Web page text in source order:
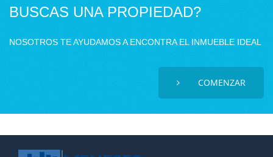
BUSCAS UNA PROPIEDAD?
NOSOTROS TE AYUDAMOS A ENCONTRA EL INMUEBLE IDEAL
COMENZAR